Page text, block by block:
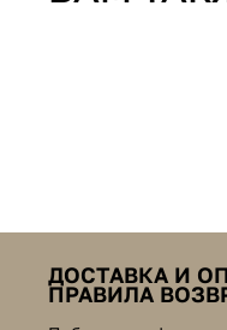
ДОСТАВКА И
ПРАВИЛА